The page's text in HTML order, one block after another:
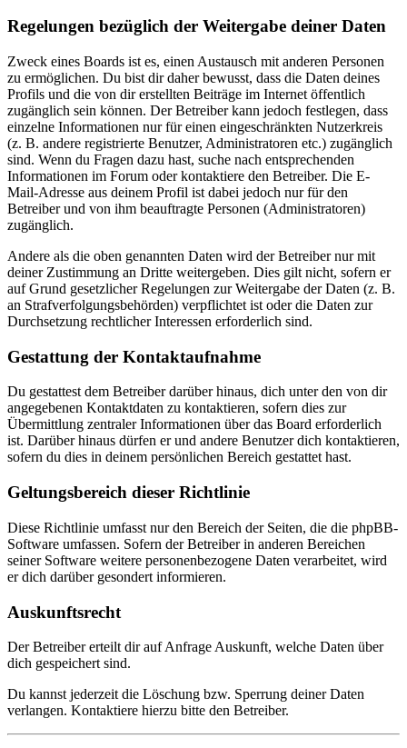
Regelungen bezüglich der Weitergabe deiner Daten
Zweck eines Boards ist es, einen Austausch mit anderen Personen
zu ermöglichen. Du bist dir daher bewusst, dass die Daten deines
Profils und die von dir erstellten Beiträge im Internet öffentlich
zugänglich sein können. Der Betreiber kann jedoch festlegen, dass
einzelne Informationen nur für einen eingeschränkten Nutzerkreis
(z. B. andere registrierte Benutzer, Administratoren etc.) zugänglich
sind. Wenn du Fragen dazu hast, suche nach entsprechenden
Informationen im Forum oder kontaktiere den Betreiber. Die E-
Mail-Adresse aus deinem Profil ist dabei jedoch nur für den
Betreiber und von ihm beauftragte Personen (Administratoren)
zugänglich.
Andere als die oben genannten Daten wird der Betreiber nur mit
deiner Zustimmung an Dritte weitergeben. Dies gilt nicht, sofern er
auf Grund gesetzlicher Regelungen zur Weitergabe der Daten (z. B.
an Strafverfolgungsbehörden) verpflichtet ist oder die Daten zur
Durchsetzung rechtlicher Interessen erforderlich sind.
Gestattung der Kontaktaufnahme
Du gestattest dem Betreiber darüber hinaus, dich unter den von dir
angegebenen Kontaktdaten zu kontaktieren, sofern dies zur
Übermittlung zentraler Informationen über das Board erforderlich
ist. Darüber hinaus dürfen er und andere Benutzer dich kontaktieren,
sofern du dies in deinem persönlichen Bereich gestattet hast.
Geltungsbereich dieser Richtlinie
Diese Richtlinie umfasst nur den Bereich der Seiten, die die phpBB-
Software umfassen. Sofern der Betreiber in anderen Bereichen
seiner Software weitere personenbezogene Daten verarbeitet, wird
er dich darüber gesondert informieren.
Auskunftsrecht
Der Betreiber erteilt dir auf Anfrage Auskunft, welche Daten über
dich gespeichert sind.
Du kannst jederzeit die Löschung bzw. Sperrung deiner Daten
verlangen. Kontaktiere hierzu bitte den Betreiber.